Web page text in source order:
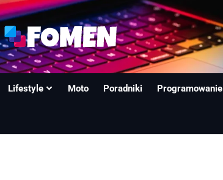
Lifestyle Moto Poradniki Programowanie